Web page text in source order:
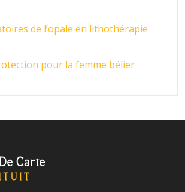
de l’opale en lithothérapie
pour la femme bélier